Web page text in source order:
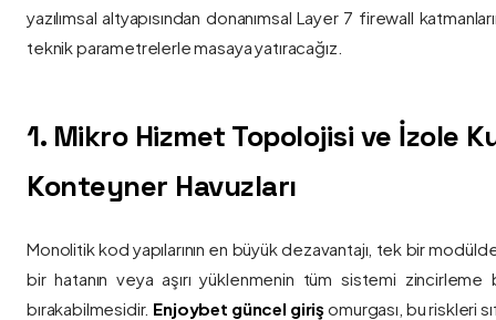
yazılımsal altyapısından donanımsal Layer 7 firewall
teknik parametrelerle masaya yatıracağız.
1. Mikro Hizmet Topolojisi ve İzole
Konteyner Havuzları
Monolitik kod yapılarının en büyük dezavantajı, tek bir
bir hatanın veya aşırı yüklenmenin tüm sistemi zincirleme
bırakabilmesidir. Enjoybet güncel giriş omurgası, bu riskleri